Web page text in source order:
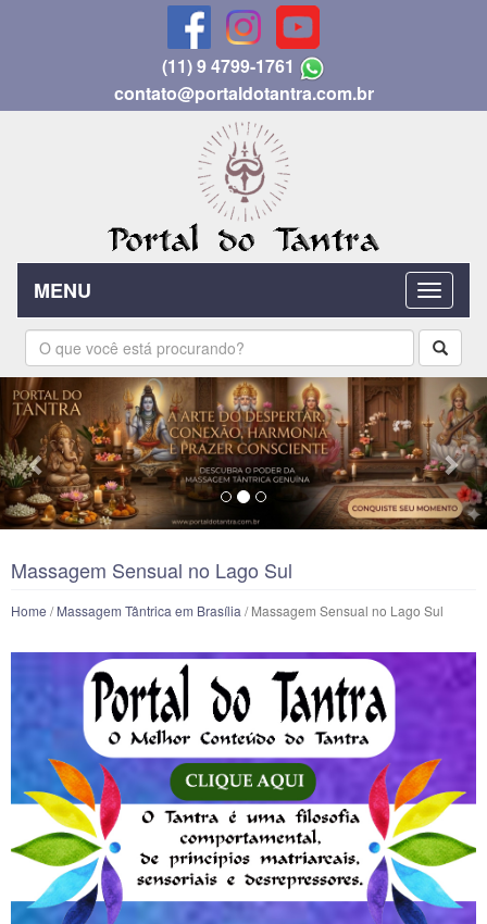
(11) 9 4799-1761
contato@portaldotantra.com.br
MENU
Previous
Massagem Sensual no Lago Sul
Home /Massagem Tântrica em Brasília / Massagem Sensual no Lago Sul